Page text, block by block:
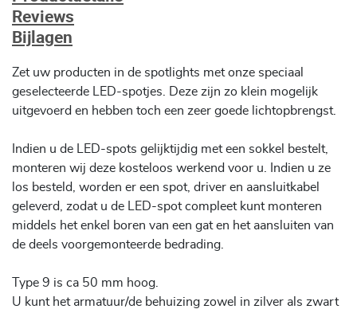
Reviews
Bijlagen
Zet uw producten in de spotlights met onze speciaal
geselecteerde LED-spotjes. Deze zijn zo klein mogelijk
uitgevoerd en hebben toch een zeer goede lichtopbrengst.
Indien u de LED-spots gelijktijdig met een sokkel bestelt,
monteren wij deze kosteloos werkend voor u. Indien u ze
los besteld, worden er een spot, driver en aansluitkabel
geleverd, zodat u de LED-spot compleet kunt monteren
middels het enkel boren van een gat en het aansluiten van
de deels voorgemonteerde bedrading.
Type 9 is ca 50 mm hoog.
U kunt het armatuur/de behuizing zowel in zilver als zwart